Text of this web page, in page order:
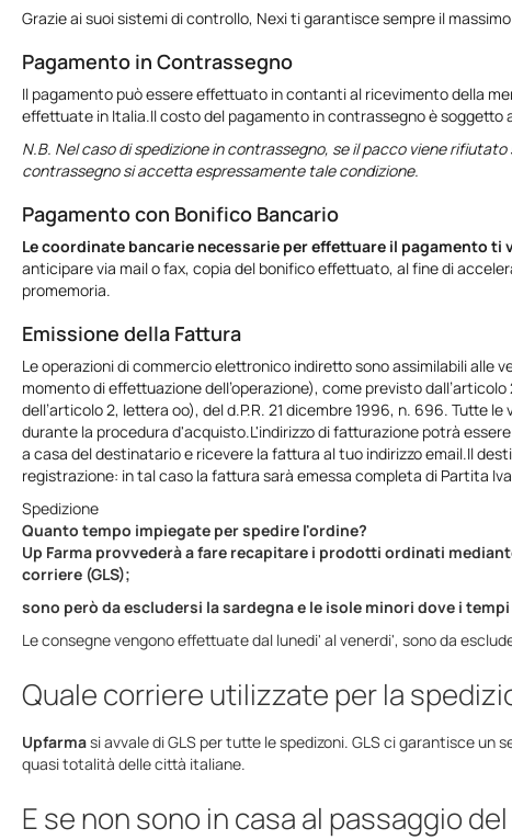
Grazie ai suoi sistemi di controllo, Nexi ti garantisce sempre il
Pagamento in Contrassegno
Il pagamento può essere effettuato in contanti al ricevimento della
effettuate in Italia.Il costo del pagamento in contrassegno è soggetto
N.B. Nel caso di spedizione in contrassegno, se il pacco viene
contrassegno si accetta espressamente tale condizione.
Pagamento con Bonifico Bancario
Le coordinate bancarie necessarie per effettuare il pagamento
anticipare via mail o fax, copia del bonifico effettuato, al fine di
promemoria.
Emissione della Fattura
Le operazioni di commercio elettronico indiretto sono assimilabili alle
momento di effettuazione dell’operazione), come previsto
dell’articolo 2, lettera oo), del d.P.R. 21 dicembre 1996, n. 696.
durante la procedura d'acquisto.L'indirizzo di fatturazione potrà
a casa del destinatario e ricevere la fattura al tuo indirizzo email.Il
registrazione: in tal caso la fattura sarà emessa completa di Partita
Spedizione
Quanto tempo impiegate per spedire l'ordine?
Up Farma provvederà a fare recapitare i prodotti ordinati
corriere (GLS);
sono però da escludersi la sardegna e le isole minori dove i
Le consegne vengono effettuate dal lunedi' al venerdi', sono da
Quale corriere utilizzate per la
Upfarmasi avvale di GLS per tutte le spedizoni. GLS ci garantisce un
quasi totalità delle città italiane.
E se non sono in casa al passaggio